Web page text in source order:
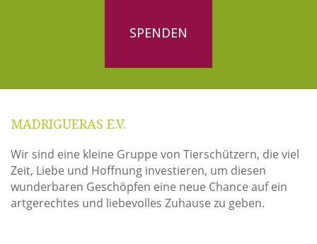
SPENDEN
MADRIGUERAS E.V.
Wir sind eine kleine Gruppe von Tierschützern, die viel
Zeit, Liebe und Hoffnung investieren, um diesen
wunderbaren Geschöpfen eine neue Chance auf ein
artgerechtes und liebevolles Zuhause zu geben.